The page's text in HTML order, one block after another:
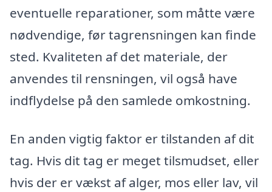
eventuelle reparationer, som måtte være
nødvendige, før tagrensningen kan finde
sted. Kvaliteten af det materiale, der
anvendes til rensningen, vil også have
indflydelse på den samlede omkostning.
En anden vigtig faktor er tilstanden af dit
tag. Hvis dit tag er meget tilsmudset, eller
hvis der er vækst af alger, mos eller lav, vil